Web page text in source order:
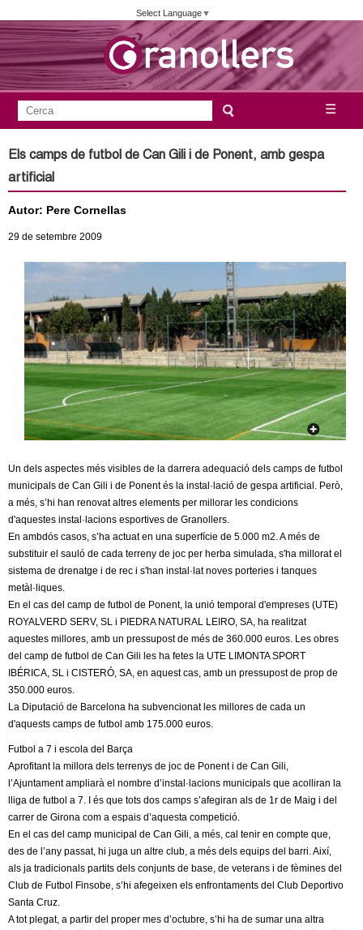
Vés
al
contingut
Select Language▼
u
n
e
G
a
n
o
e
s
☰
F
o
r
m
u
l
a
d
e
c
c
a
e
Els camps de futbol de Can Gili i de Ponent, amb gespa
artificial
Autor: Pere Cornellas
29 de setembre 2009
Un dels aspectes més visibles de la darrera adequació dels camps de futbol
municipals de Can Gili i de Ponent és la instal·lació de gespa artificial. Però,
a més, s’hi han renovat altres elements per millorar les condicions
d'aquestes instal·lacions esportives de Granollers.
En ambdós casos, s’ha actuat en una superfície de 5.000 m2. A més de
substituir el sauló de cada terreny de joc per herba simulada, s'ha millorat el
sistema de drenatge i de rec i s'han instal·lat noves porteries i tanques
metàl·liques.
En el cas del camp de futbol de Ponent, la unió temporal d'empreses (UTE)
ROYALVERD SERV, SL i PIEDRA NATURAL LEIRO, SA, ha realitzat
aquestes millores, amb un pressupost de més de 360.000 euros. Les obres
del camp de futbol de Can Gili les ha fetes la UTE LIMONTA SPORT
IBÉRICA, SL i CISTERÓ, SA, en aquest cas, amb un pressupost de prop de
350.000 euros.
La Diputació de Barcelona ha subvencionat les millores de cada un
d'aquests camps de futbol amb 175.000 euros.
Futbol a 7 i escola del Barça
Aprofitant la millora dels terrenys de joc de Ponent i de Can Gili,
l’Ajuntament ampliarà el nombre d’instal·lacions municipals que acolliran la
lliga de futbol a 7. I és que tots dos camps s’afegiran als de 1r de Maig i del
carrer de Girona com a espais d’aquesta competició.
En el cas del camp municipal de Can Gili, a més, cal tenir en compte que,
des de l’any passat, hi juga un altre club, a més dels equips del barri. Així,
als ja tradicionals partits dels conjunts de base, de veterans i de fèmines del
Club de Futbol Finsobe, s’hi afegeixen els enfrontaments del Club Deportivo
Santa Cruz.
A tot plegat, a partir del proper mes d’octubre, s’hi ha de sumar una altra